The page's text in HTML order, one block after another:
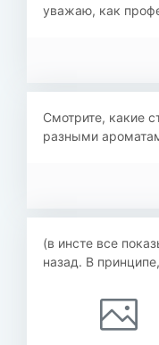
уважаю, как
Смотрите, какие
разными
(в инсте все
назад. В